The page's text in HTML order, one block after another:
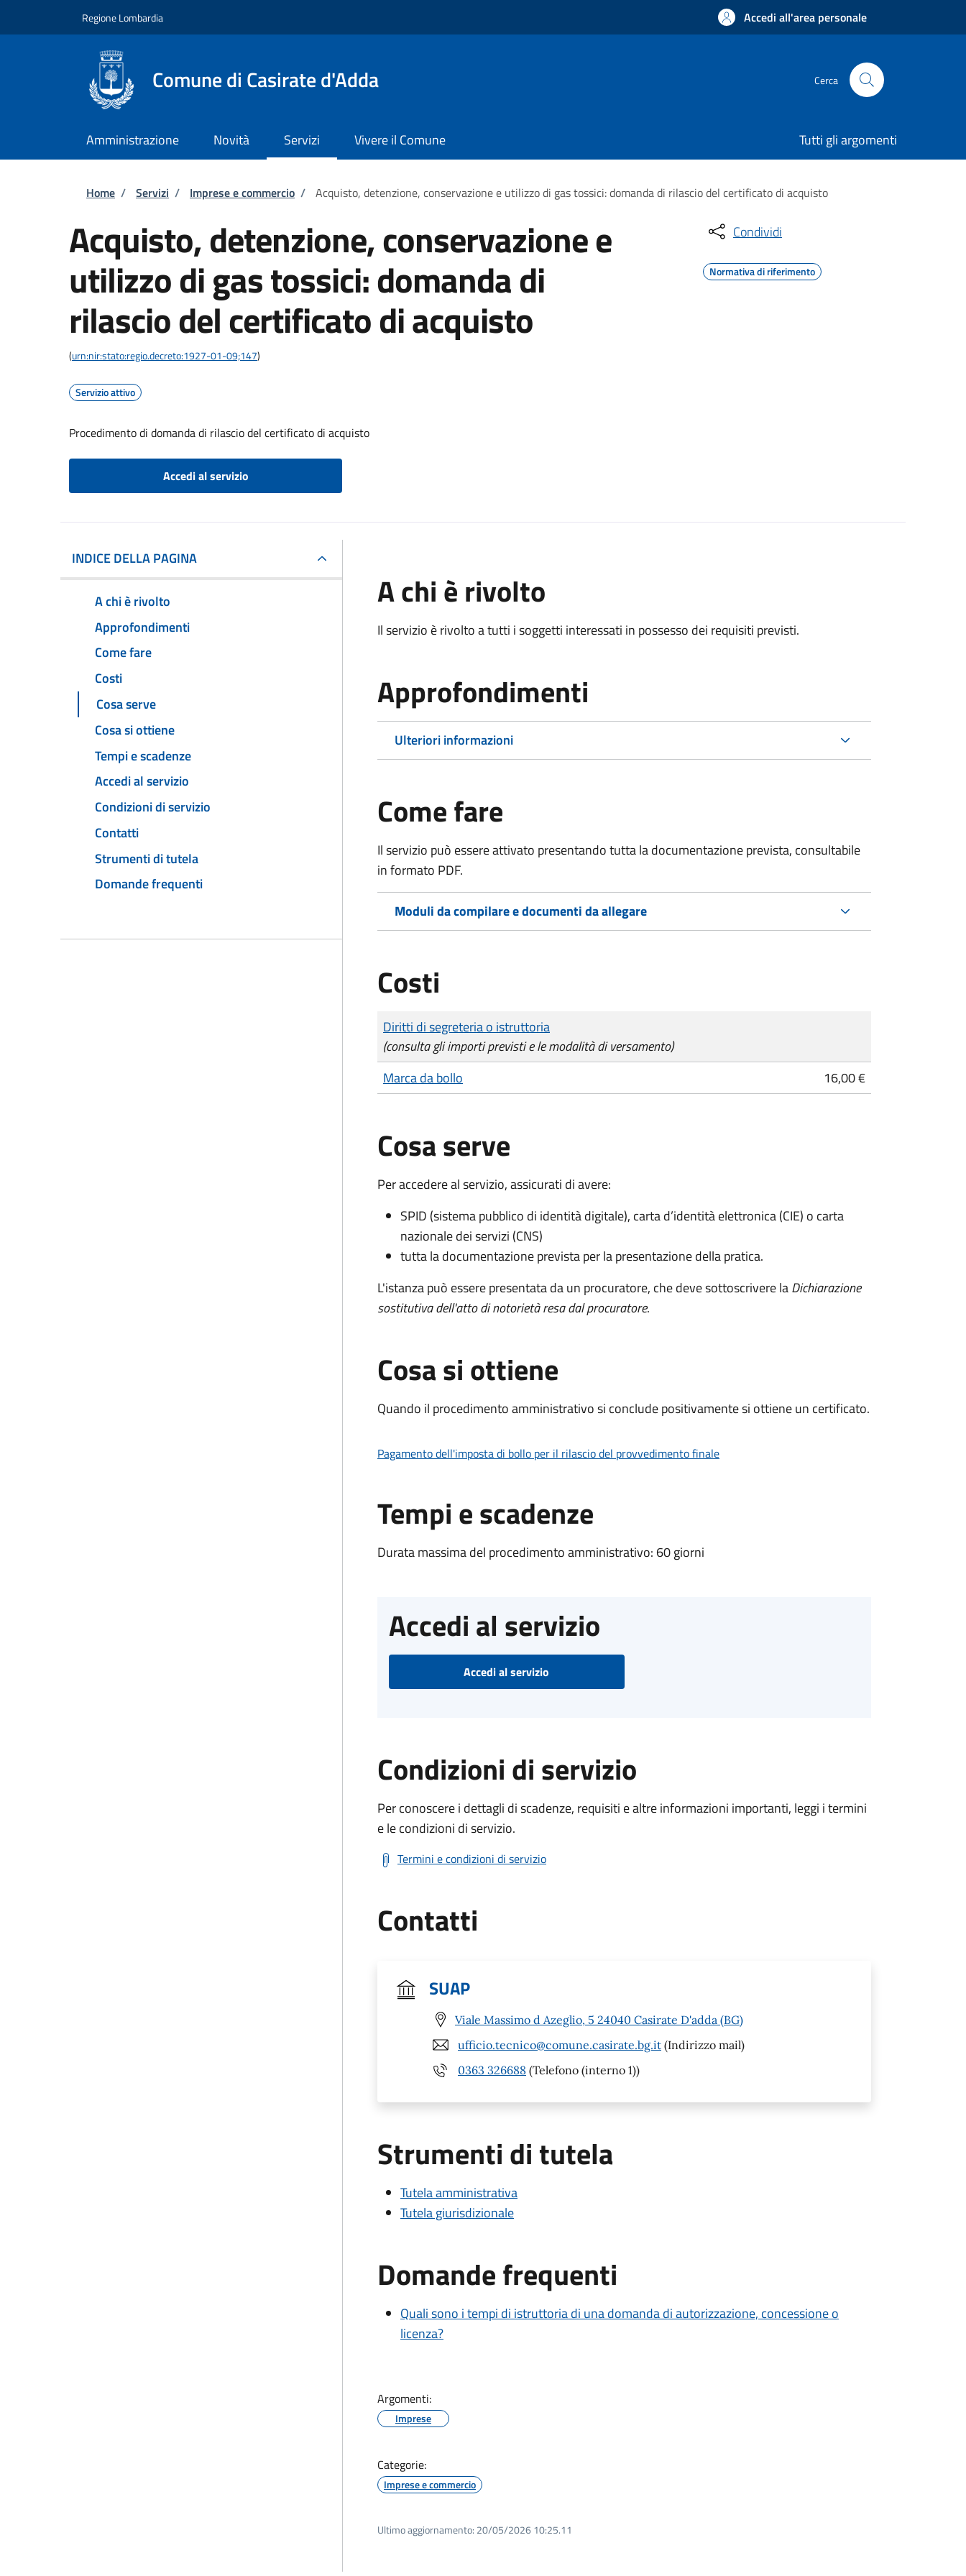
Regione Lombardia Accedi all'area personale
Comune di Casirate d'Adda Cerca
Amministrazione Novità Servizi Vivere il Comune Tutti gli argomenti
Briciole di pane
Home / Servizi / Imprese e commercio / Acquisto, detenzione, conservazione e utilizzo di gas tossici: domanda di rilascio del certificato di acquisto
Acquisto, detenzione, conservazione e
utilizzo di gas tossici: domanda di
rilascio del certificato di acquisto
(urn:nir:stato:regio.decreto:1927-01-09;147)
Servizio attivo
Procedimento di domanda di rilascio del certificato di acquisto
Accedi al servizio
Condividi
Normativa di riferimento
INDICE DELLA PAGINA
A chi è rivolto
Approfondimenti
Come fare
Costi
Cosa serve
Cosa si ottiene
Tempi e scadenze
Accedi al servizio
Condizioni di servizio
Contatti
Strumenti di tutela
Domande frequenti
A chi è rivolto
Il servizio è rivolto a tutti i soggetti interessati in possesso dei requisiti previsti.
Approfondimenti
Ulteriori informazioni
Come fare
Il servizio può essere attivato presentando tutta la documentazione prevista, consultabile
in formato PDF.
Moduli da compilare e documenti da allegare
Costi
Tipo di pagamento
Importo
Diritti di segreteria o istruttoria
(consulta gli importi previsti e le modalità di versamento)
Marca da bollo
16,00 €
Cosa serve
Per accedere al servizio, assicurati di avere:
SPID (sistema pubblico di identità digitale), carta d’identità elettronica (CIE) o carta
nazionale dei servizi (CNS)
tutta la documentazione prevista per la presentazione della pratica.
L'istanza può essere presentata da un procuratore, che deve sottoscrivere laDichiarazione
sostitutiva dell'atto di notorietà resa dal procuratore.
Cosa si ottiene
Quando il procedimento amministrativo si conclude positivamente si ottiene un certificato.
Pagamento dell'imposta di bollo per il rilascio del provvedimento finale
Tempi e scadenze
Durata massima del procedimento amministrativo: 60 giorni
Accedi al servizio
Accedi al servizio
Condizioni di servizio
Per conoscere i dettagli di scadenze, requisiti e altre informazioni importanti, leggi i termini
e le condizioni di servizio.
Termini e condizioni di servizio
Contatti
SUAP
Viale Massimo d Azeglio, 5 24040 Casirate D'adda (BG)
ufficio.tecnico@comune.casirate.bg.it (Indirizzo mail)
0363 326688 (Telefono (interno 1))
Strumenti di tutela
Tutela amministrativa
Tutela giurisdizionale
Domande frequenti
Quali sono i tempi di istruttoria di una domanda di autorizzazione, concessione o
licenza?
Argomenti:
Imprese
Categorie:
Imprese e commercio
Ultimo aggiornamento: 20/05/2026 10:25.11